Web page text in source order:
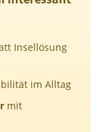
Insellösung
im Alltag
mit